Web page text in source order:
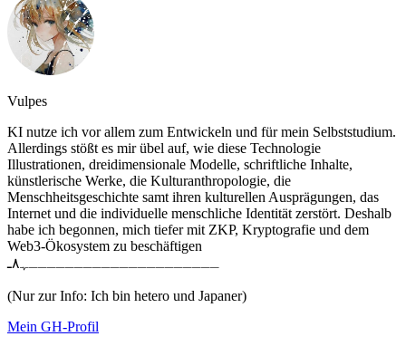
Vulpes
KI nutze ich vor allem zum Entwickeln und für mein Selbststudium.
Allerdings stößt es mir übel auf, wie diese Technologie
Illustrationen, dreidimensionale Modelle, schriftliche Inhalte,
künstlerische Werke, die Kulturanthropologie, die
Menschheitsgeschichte samt ihren kulturellen Ausprägungen, das
Internet und die individuelle menschliche Identität zerstört. Deshalb
habe ich begonnen, mich tiefer mit ZKP, Kryptografie und dem
Web3-Ökosystem zu beschäftigen
ـــــــــــــــــــــﮩ٨ـ
(Nur zur Info: Ich bin hetero und Japaner)
Mein GH-Profil